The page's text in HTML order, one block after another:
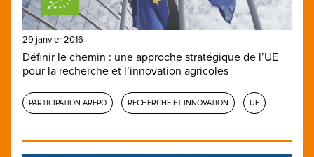
29 janvier 2016
Définir le chemin : une approche stratégique de l’UE
pour la recherche et l’innovation agricoles
PARTICIPATION AREPO RECHERCHE ET INNOVATION UE